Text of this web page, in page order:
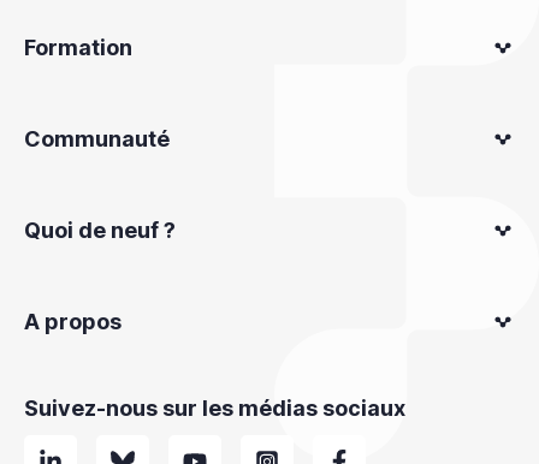
Formation
Communauté
Quoi de neuf ?
A propos
Suivez-nous sur les médias sociaux